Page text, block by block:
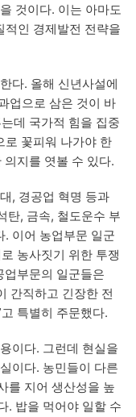
것이다. 이는 아마도
인 경제발전 전략을
다. 올해 신년사설에
업으로 삼은 것이 바
데 국가적 힘을 집중
로 꽃피워 나가야 한
의지를 엿볼 수 있다.
, 경공업 혁명 등과
탄, 금속, 철도운수 부
. 이어 농업부문 일군
농사짓기 위한 투쟁
업부문의 일군들은
간직하고 긴장한 전
특별히 주문했다.
이다. 그런데 현실을
이다. 농민들이 다른
를 지어 생산성을 높
. 밥을 먹어야 일할 수